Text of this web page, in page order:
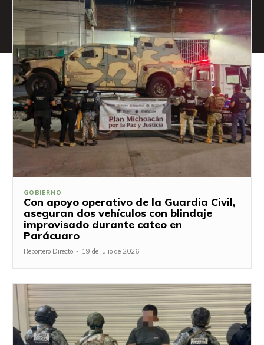
GOBIERNO
Con apoyo operativo de la Guardia Civil,
aseguran dos vehículos con blindaje
improvisado durante cateo en
Parácuaro
Reportero Directo - 19 de julio de 2026